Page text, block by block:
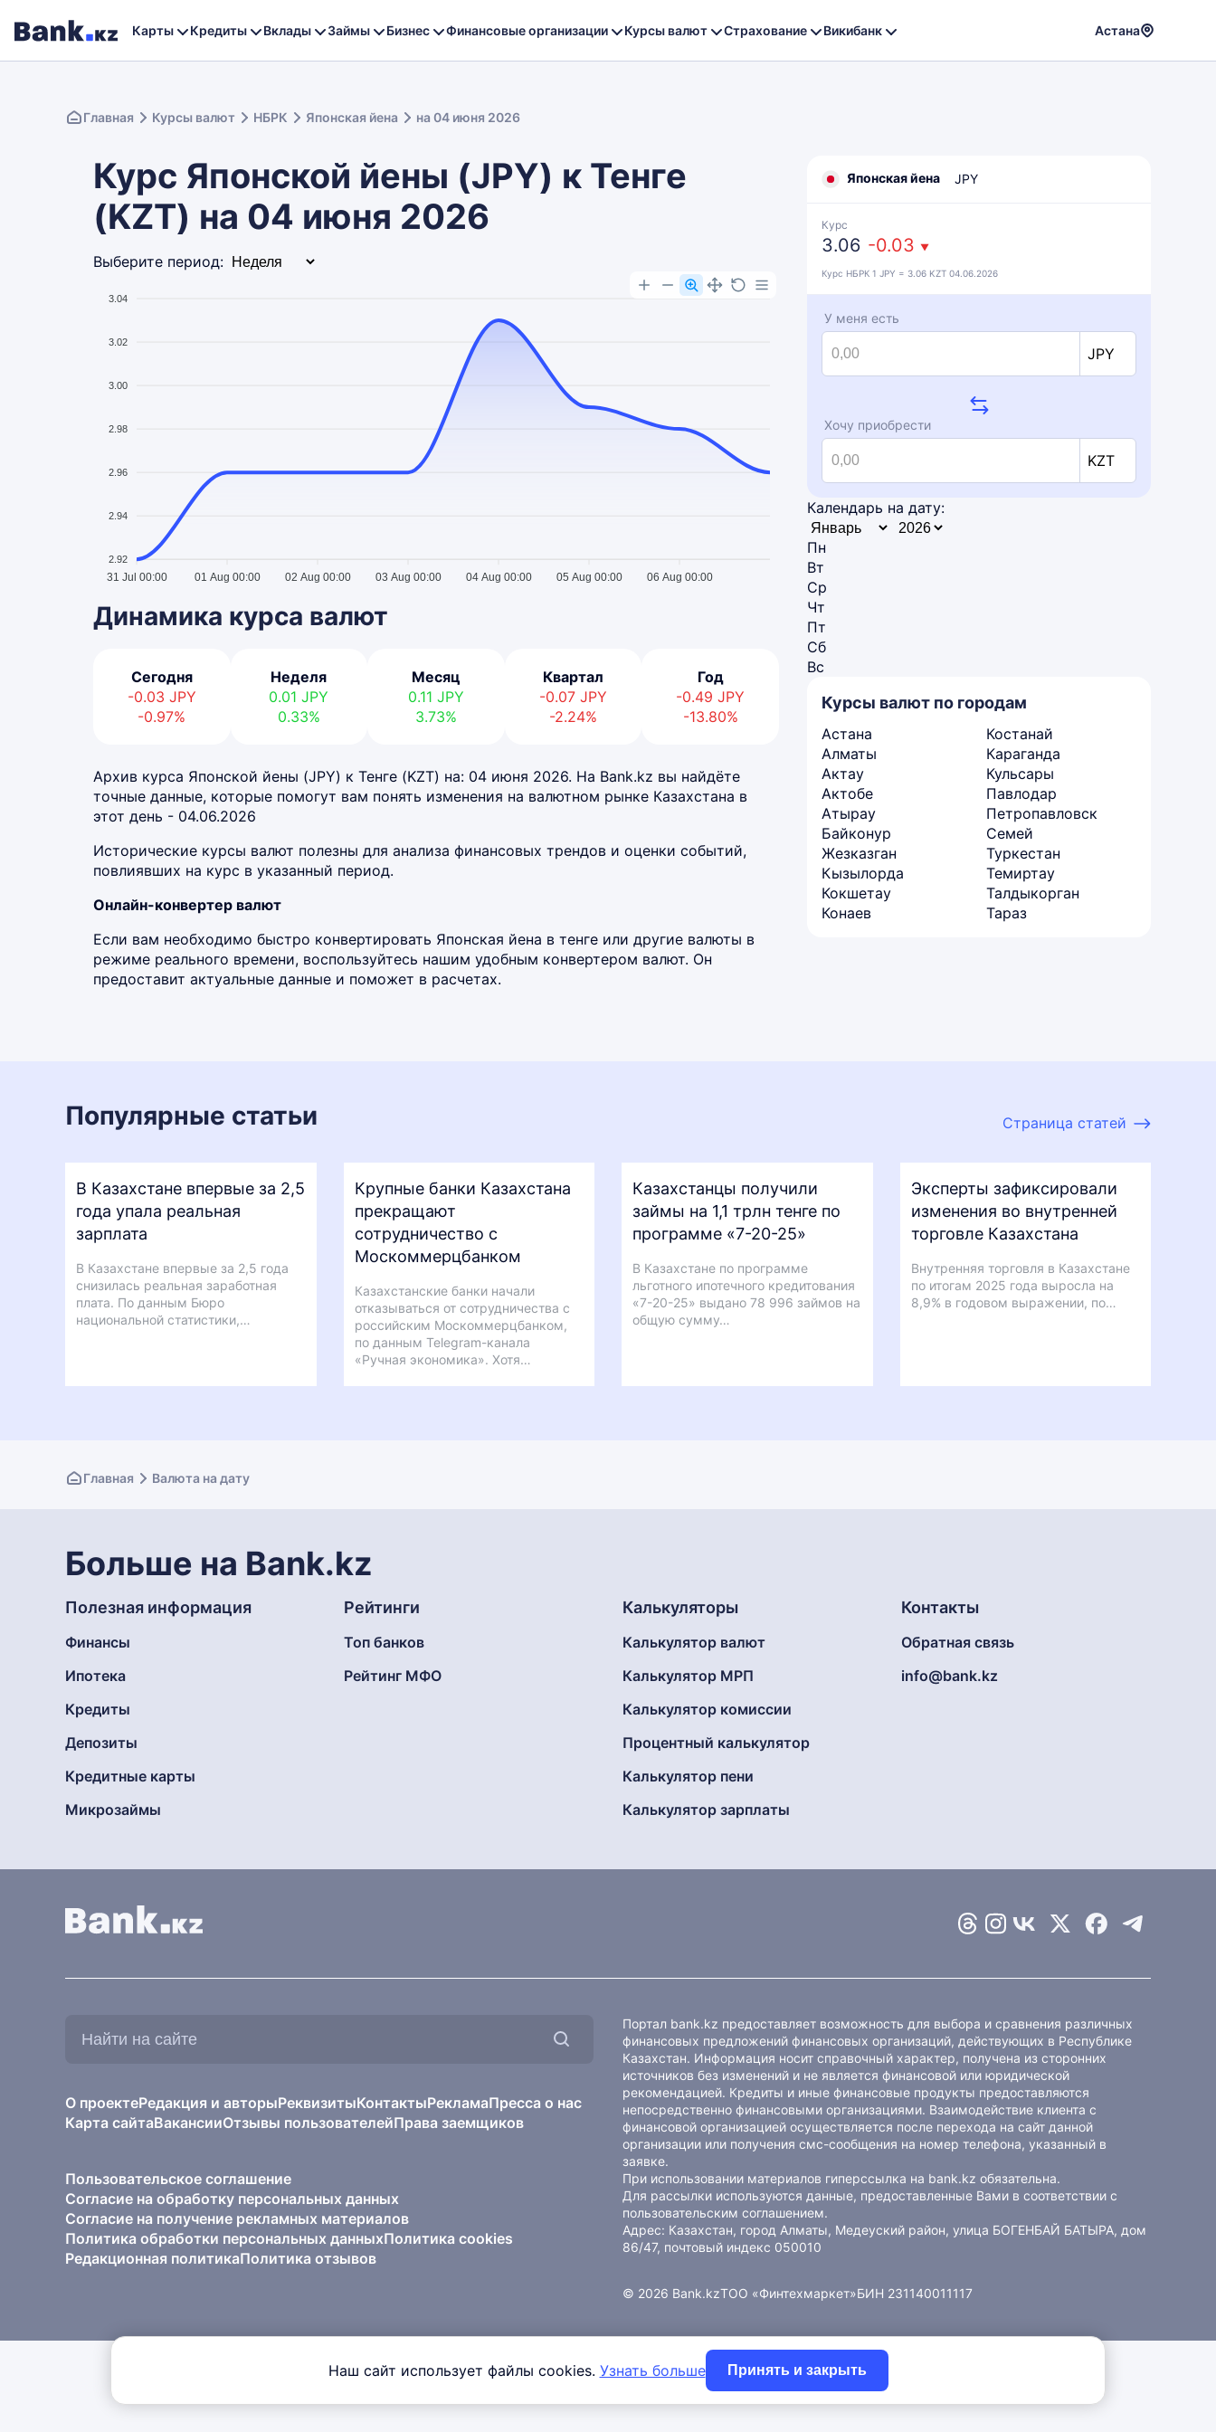
Карты Кредиты Вклады Займы Бизнес Финансовые организации Курсы валют Страхование Викибанк Астана
Главная Курсы валют НБРК Японская йена на 04 июня 2026
Курс Японской йены (JPY) к Тенге
(KZT) на 04 июня 2026
Выберите период:
3.04
3.02
3.00
2.98
2.96
2.94
2.92
31 Jul 00:00 01 Aug 00:00 02 Aug 00:00 03 Aug 00:00 04 Aug 00:00 05 Aug 00:00 06 Aug 00:00
Динамика курса валют
Сегодня
-0.03 JPY
-0.97%
Неделя
0.01JPY
0.33%
Месяц
0.11 JPY
3.73%
Квартал
-0.07JPY
-2.24%
Год
-0.49JPY
-13.80%
Архив курса Японской йены (JPY) к Тенге (KZT) на: 04 июня 2026. На Bank.kz вы найдёте
точные данные, которые помогут вам понять изменения на валютном рынке Казахстана в
этот день - 04.06.2026
Исторические курсы валют полезны для анализа финансовых трендов и оценки событий,
повлиявших на курс в указанный период.
Онлайн-конвертер валют
Если вам необходимо быстро конвертировать Японская йена в тенге или другие валюты в
режиме реального времени, воспользуйтесь нашим удобным конвертером валют. Он
предоставит актуальные данные и поможет в расчетах.
Японская йена JPY
Курс
3.06 -0.03 ▼
Курс НБРК 1 JPY = 3.06 KZT 04.06.2026
У меня есть
JPY
Хочу приобрести
KZT
Календарь на дату:
Пн
Вт
Ср
Чт
Пт
Сб
Вс
Курсы валют по городам
Астана
Алматы
Актау
Актобе
Атырау
Байконур
Жезказган
Кызылорда
Кокшетау
Конаев
Костанай
Караганда
Кульсары
Павлодар
Петропавловск
Семей
Туркестан
Темиртау
Талдыкорган
Тараз
Популярные статьи Страница статей
В Казахстане впервые за 2,5
года упала реальная
зарплата
В Казахстане впервые за 2,5 года
снизилась реальная заработная
плата. По данным Бюро
национальной статистики,…
Крупные банки Казахстана
прекращают
сотрудничество с
Москоммерцбанком
Казахстанские банки начали
отказываться от сотрудничества с
российским Москоммерцбанком,
по данным Telegram-канала
«Ручная экономика». Хотя…
Казахстанцы получили
займы на 1,1 трлн тенге по
программе «7-20-25»
В Казахстане по программе
льготного ипотечного кредитования
«7-20-25» выдано 78 996 займов на
общую сумму…
Эксперты зафиксировали
изменения во внутренней
торговле Казахстана
Внутренняя торговля в Казахстане
по итогам 2025 года выросла на
8,9% в годовом выражении, по…
Главная Валюта на дату
Больше на Bank.kz
Полезная информация
Финансы
Ипотека
Кредиты
Депозиты
Кредитные карты
Микрозаймы
Рейтинги
Топ банков
Рейтинг МФО
Калькуляторы
Калькулятор валют
Калькулятор МРП
Калькулятор комиссии
Процентный калькулятор
Калькулятор пени
Калькулятор зарплаты
Контакты
Обратная связь
info@bank.kz
О проектеРедакция и авторыРеквизитыКонтактыРекламаПресса о нас
Карта сайтаВакансииОтзывы пользователейПрава заемщиков
Пользовательское соглашение
Согласие на обработку персональных данных
Согласие на получение рекламных материалов
Политика обработки персональных данныхПолитика cookies
Редакционная политикаПолитика отзывов
Портал bank.kz предоставляет возможность для выбора и сравнения различных
финансовых предложений финансовых организаций, действующих в Республике
Казахстан. Информация носит справочный характер, получена из сторонних
источников без изменений и не является финансовой или юридической
рекомендацией. Кредиты и иные финансовые продукты предоставляются
непосредственно финансовыми организациями. Взаимодействие клиента с
финансовой организацией осуществляется после перехода на сайт данной
организации или получения смс-сообщения на номер телефона, указанный в
заявке.
При использовании материалов гиперссылка на bank.kz обязательна.
Для рассылки используются данные, предоставленные Вами в соответствии с
пользовательским соглашением.
Адрес: Казахстан, город Алматы, Медеуский район, улица БОГЕНБАЙ БАТЫРА, дом
86/47, почтовый индекс 050010
© 2026 Bank.kzТОО «Финтехмаркет»БИН 231140011117
Наш сайт использует файлы cookies. Узнать больше Принять и закрыть